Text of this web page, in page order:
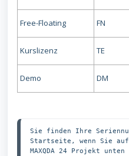
Free-Floating FN
Kurslizenz TE
Demo DM
Sie finden Ihre
Startseite, wenn Sie
MAXQDA 24 Projekt